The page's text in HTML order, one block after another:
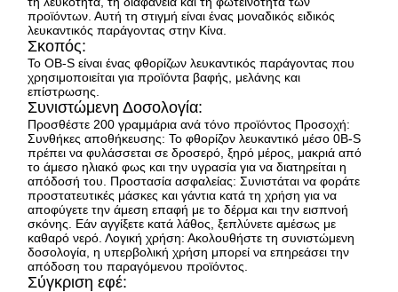
προϊόντων. Αυτή τη στιγμή είναι ένας μοναδικός ειδικός
λευκαντικός παράγοντας στην Κίνα.
Σκοπός:
Το OB-S είναι ένας φθορίζων λευκαντικός παράγοντας που
χρησιμοποιείται για προϊόντα βαφής, μελάνης και
επίστρωσης.
Συνιστώμενη Δοσολογία:
Προσθέστε 200 γραμμάρια ανά τόνο προϊόντος Προσοχή:
Συνθήκες αποθήκευσης: Το φθορίζον λευκαντικό μέσο 0B-S
πρέπει να φυλάσσεται σε δροσερό, ξηρό μέρος, μακριά από
το άμεσο ηλιακό φως και την υγρασία για να διατηρείται η
απόδοσή του. Προστασία ασφαλείας: Συνιστάται να φοράτε
προστατευτικές μάσκες και γάντια κατά τη χρήση για να
αποφύγετε την άμεση επαφή με το δέρμα και την εισπνοή
σκόνης. Εάν αγγίξετε κατά λάθος, ξεπλύνετε αμέσως με
καθαρό νερό. Λογική χρήση: Ακολουθήστε τη συνιστώμενη
δοσολογία, η υπερβολική χρήση μπορεί να επηρεάσει την
απόδοση του παραγόμενου προϊόντος.
Σύγκριση εφέ: